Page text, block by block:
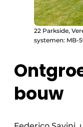
22 Parkside,
systemen: MB-
bouw